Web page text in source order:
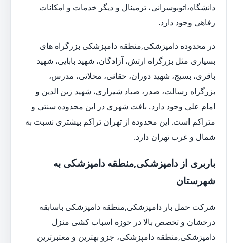
دانشگاه،اتوبوسرانی، ترمینال و دیگر خدمات و امکانات
رفاهی وجود دارد.
در محدوده دامپزشکی,منطقه دامپزشکی بزرگراه های
بسیاری مثل بزرگراه ارتش، آزادگان، شهید بابایی، شهید
باقری، بسیج، شهید دوران، حقانی، محلاتی، مدرس،
بزرگراه رسالت، صدر، صیاد شیرازی، شهید زین الدین و
امام علی وجود دارد. بافت شهری در این محدوده سنتی و
متراکم است. این محدوده از تهران تراکم بیشتری نسبت به
شمال و غرب تهران دارد.
باربری از دامپزشکی,منطقه دامپزشکی به
شهرستان
شرکت حمل بار دامپزشکی,منطقه دامپزشکی باسابقه
درخشان و تخصص بالا در حوزه اسباب کشی منزل
دامپزشکی,منطقه دامپزشکی، جزو بهترین و معتبرترین